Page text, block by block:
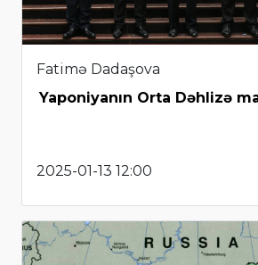
Fatimə Dadaşova
Yaponiyanın Orta Dəhlizə
2025-01-13 12:00